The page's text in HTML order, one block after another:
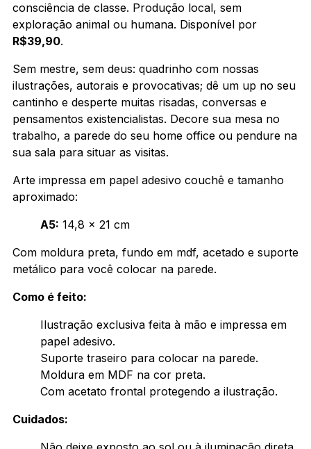
consciência de classe. Produção local, sem
exploração animal ou humana. Disponível por
R$39,90.
Sem mestre, sem deus: quadrinho com nossas
ilustrações, autorais e provocativas; dê um up no seu
cantinho e desperte muitas risadas, conversas e
pensamentos existencialistas. Decore sua mesa no
trabalho, a parede do seu home office ou pendure na
sua sala para situar as visitas.
Arte impressa em papel adesivo couchê e tamanho
aproximado:
A5: 14,8 x 21 cm
Com moldura preta, fundo em mdf, acetado e suporte
metálico para você colocar na parede.
Como é feito:
Ilustração exclusiva feita à mão e impressa em
papel adesivo.
Suporte traseiro para colocar na parede.
Moldura em MDF na cor preta.
Com acetato frontal protegendo a ilustração.
Cuidados: